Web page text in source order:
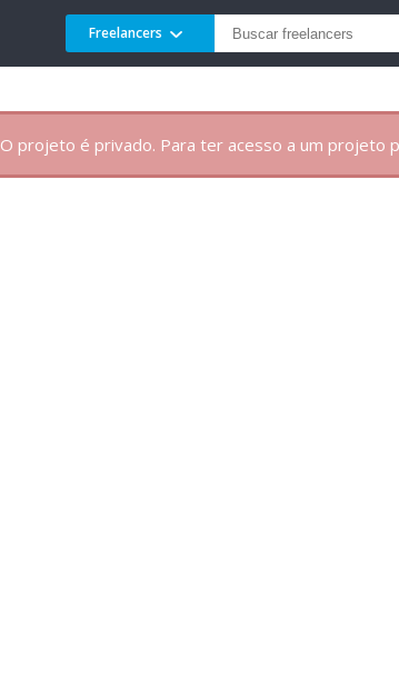
Freelancers
O projeto é privado. Para ter acesso a um projeto